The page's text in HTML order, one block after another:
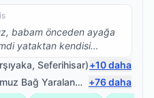
babam önceden ayağa
yataktan kendisi
hareket etme konusunda
, Seferihisar)+10daha
Bağ Yaralanması ,Protez
+76daha